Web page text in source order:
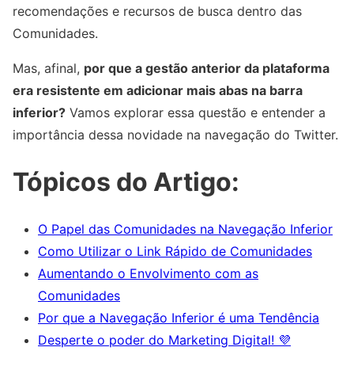
recomendações e recursos de busca dentro das
Comunidades.
Mas, afinal, por que a gestão anterior da plataforma
era resistente em adicionar mais abas na barra
inferior? Vamos explorar essa questão e entender a
importância dessa novidade na navegação do Twitter.
Tópicos do Artigo:
O Papel das Comunidades na Navegação Inferior
Como Utilizar o Link Rápido de Comunidades
Aumentando o Envolvimento com as
Comunidades
Por que a Navegação Inferior é uma Tendência
Desperte o poder do Marketing Digital! 💜